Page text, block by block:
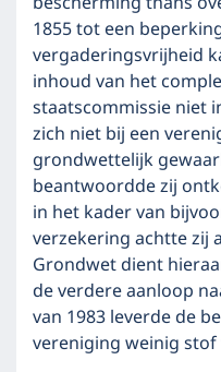
1855 tot een
vergaderingsvrijheid
inhoud van het
staatscommissie niet
zich niet bij een
grondwettelijk
beantwoordde zij
in het kader van
verzekering achtte zij
Grondwet dient
de verdere aanloop
van 1983 leverde de
vereniging weinig